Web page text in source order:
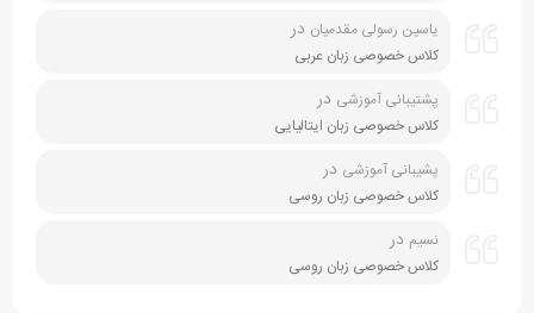
یاسین رسولی مقدمیان در
کلاس خصوصی زبان عربی
پشتیبانی آموزشی در
کلاس خصوصی زبان ایتالیایی
پشیبانی آموزشی در
کلاس خصوصی زبان روسی
نسیم در
کلاس خصوصی زبان روسی